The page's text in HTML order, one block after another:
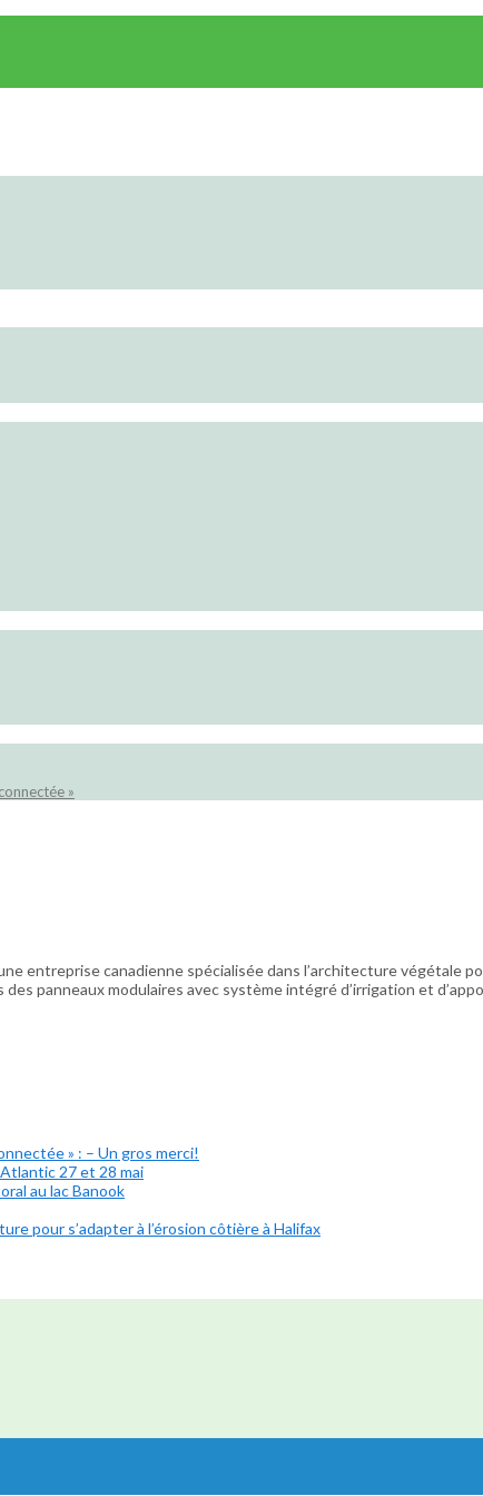
»
entreprise canadienne spécialisée dans l’architecture
panneaux modulaires avec système intégré d’irrigation et
» : – Un gros merci!
27 et 28 mai
au lac Banook
pour s’adapter à l’érosion côtière à Halifax